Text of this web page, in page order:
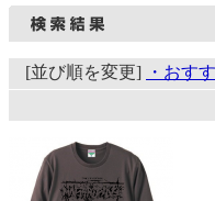
[並び順を変更] ・おす